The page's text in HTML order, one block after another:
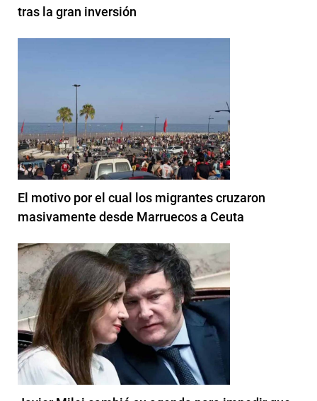
tras la gran inversión
El motivo por el cual los migrantes cruzaron
masivamente desde Marruecos a Ceuta